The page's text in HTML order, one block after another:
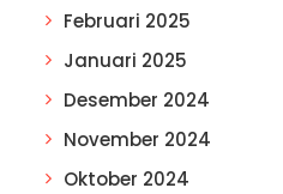
Februari 2025
Januari 2025
Desember 2024
November 2024
Oktober 2024